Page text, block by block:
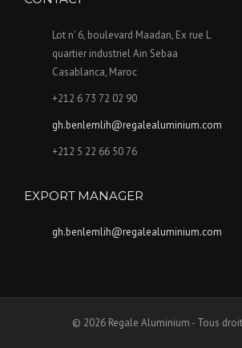
Lot n' 6, boulevard Maadan, Ex rue L
quartier industriel Ain Sebaa
Casablanca, Maroc
+212 6 73 72 02 90
gh.benlemlih@regalealuminium.com
+212 5 22 66 50 76
EXPORT MANAGER
gh.benlemlih@regalealuminium.com
© 2026 Regale Aluminium - Tous